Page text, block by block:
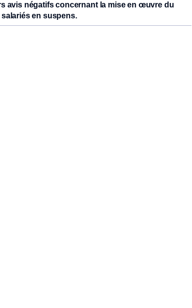
avis négatifs concernant la mise en œuvre du
en suspens.